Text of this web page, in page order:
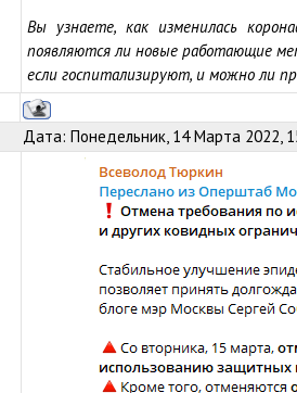
Вы узнаете, как изменилась
появляются ли новые работающие
если госпитализируют, и можно ли
Дата: Понедельник, 14 Марта 2022,